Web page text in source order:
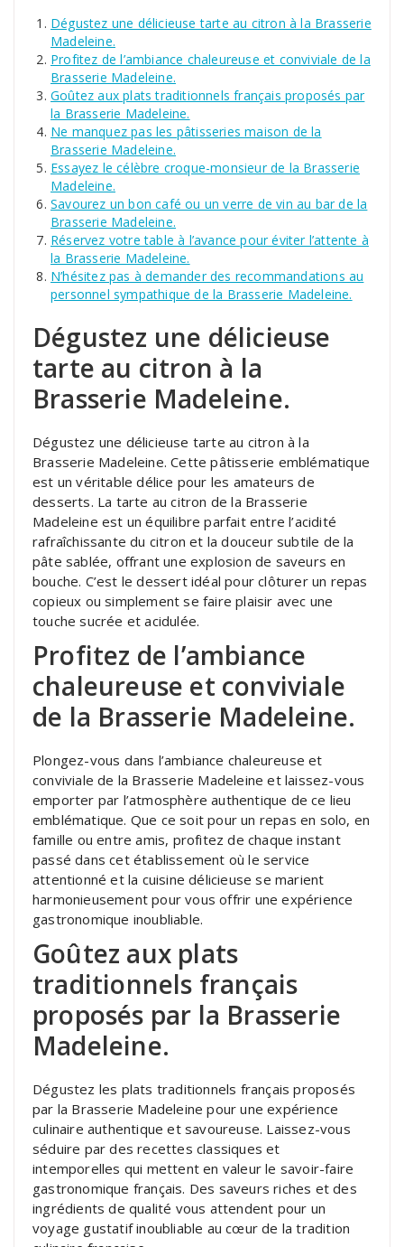
Dégustez une délicieuse tarte au citron à la Brasserie
Madeleine.
Profitez de l’ambiance chaleureuse et conviviale de la
Brasserie Madeleine.
Goûtez aux plats traditionnels français proposés par
la Brasserie Madeleine.
Ne manquez pas les pâtisseries maison de la
Brasserie Madeleine.
Essayez le célèbre croque-monsieur de la Brasserie
Madeleine.
Savourez un bon café ou un verre de vin au bar de la
Brasserie Madeleine.
Réservez votre table à l’avance pour éviter l’attente à
la Brasserie Madeleine.
N’hésitez pas à demander des recommandations au
personnel sympathique de la Brasserie Madeleine.
Dégustez une délicieuse
tarte au citron à la
Brasserie Madeleine.
Dégustez une délicieuse tarte au citron à la
Brasserie Madeleine. Cette pâtisserie emblématique
est un véritable délice pour les amateurs de
desserts. La tarte au citron de la Brasserie
Madeleine est un équilibre parfait entre l’acidité
rafraîchissante du citron et la douceur subtile de la
pâte sablée, offrant une explosion de saveurs en
bouche. C’est le dessert idéal pour clôturer un repas
copieux ou simplement se faire plaisir avec une
touche sucrée et acidulée.
Profitez de l’ambiance
chaleureuse et conviviale
de la Brasserie Madeleine.
Plongez-vous dans l’ambiance chaleureuse et
conviviale de la Brasserie Madeleine et laissez-vous
emporter par l’atmosphère authentique de ce lieu
emblématique. Que ce soit pour un repas en solo, en
famille ou entre amis, profitez de chaque instant
passé dans cet établissement où le service
attentionné et la cuisine délicieuse se marient
harmonieusement pour vous offrir une expérience
gastronomique inoubliable.
Goûtez aux plats
traditionnels français
proposés par la Brasserie
Madeleine.
Dégustez les plats traditionnels français proposés
par la Brasserie Madeleine pour une expérience
culinaire authentique et savoureuse. Laissez-vous
séduire par des recettes classiques et
intemporelles qui mettent en valeur le savoir-faire
gastronomique français. Des saveurs riches et des
ingrédients de qualité vous attendent pour un
voyage gustatif inoubliable au cœur de la tradition